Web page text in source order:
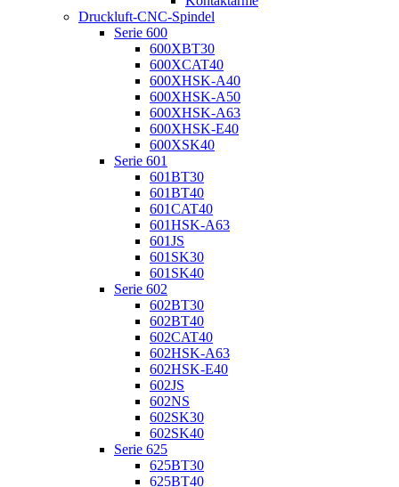
Druckluft-CNC-Spindel
Serie 600
600XBT30
600XCAT40
600XHSK-A40
600XHSK-A50
600XHSK-A63
600XHSK-E40
600XSK40
Serie 601
601BT30
601BT40
601CAT40
601HSK-A63
601JS
601SK30
601SK40
Serie 602
602BT30
602BT40
602CAT40
602HSK-A63
602HSK-E40
602JS
602NS
602SK30
602SK40
Serie 625
625BT30
625BT40